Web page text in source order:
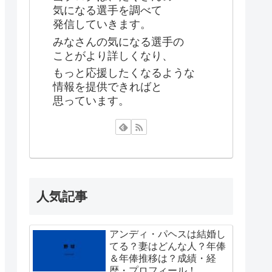
気になる選手を調べて
発信していきます。
みなさんの気になる選手の
ことがより詳しくなり、
もっと応援したくなるような
情報を提供できればと
思っています。
人気記事
アンディ・パヘスは結婚し
てる？妻はどんな人？年俸
＆年俸推移は？成績・経